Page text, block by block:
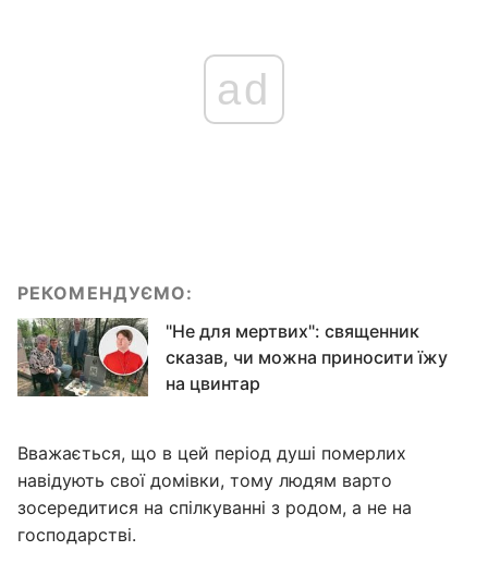
ad
РЕКОМЕНДУЄМО:
"Не для мертвих": священник
сказав, чи можна приносити їжу
на цвинтар
Вважається, що в цей період душі померлих
навідують свої домівки, тому людям варто
зосередитися на спілкуванні з родом, а не на
господарстві.